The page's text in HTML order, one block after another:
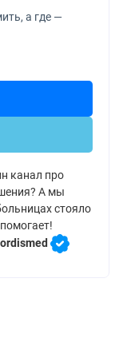
а где —
канал про
А мы
стояло